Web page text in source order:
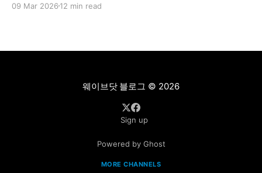
을 고민하는 당신을 위한 리포트.
09 Mar 2026 12 min read
웨이브닷 블로그 © 2026
Sign up
Powered by Ghost
MORE CHANNELS